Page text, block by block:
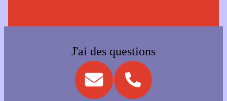
J'ai des questions